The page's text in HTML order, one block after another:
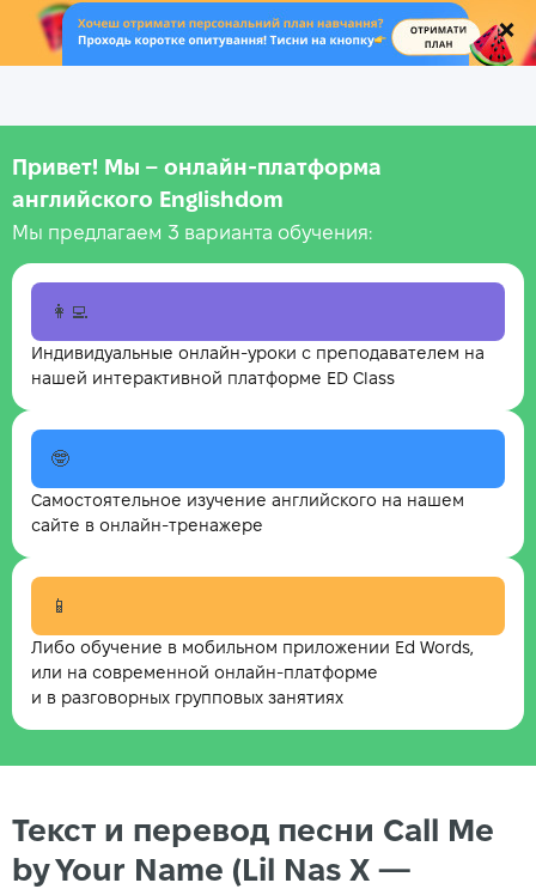
.
Привет! Мы – онлайн‑платформа
английского Englishdom
Мы предлагаем 3 варианта обучения:
👩‍💻
Индивидуальные онлайн-уроки с преподавателем на
нашей интерактивной платформе ED Class
🤓
Самостоятельное изучение английского на нашем
сайте в онлайн-тренажере
📱
Либо обучение в мобильном приложении Ed Words,
или на современной онлайн-платформе
и в разговорных групповых занятиях
Текст и перевод песни Call Me
by Your Name (Lil Nas X —